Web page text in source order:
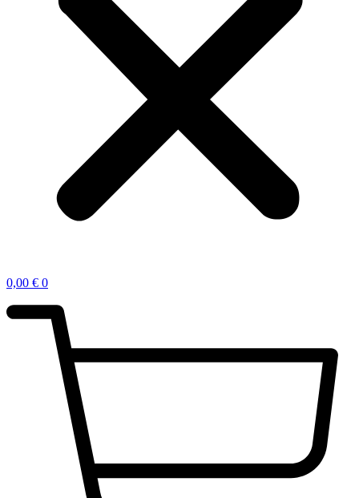
0,00 € 0